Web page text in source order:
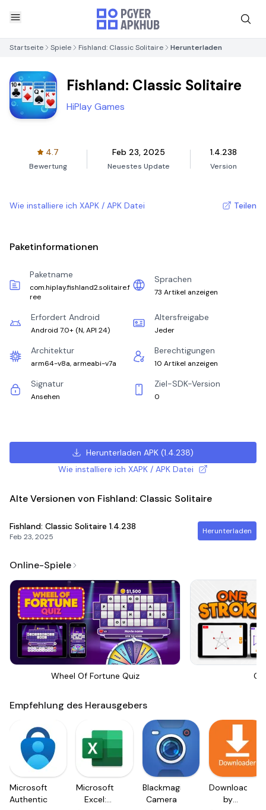
Startseite Spiele Fishland: Classic Solitaire Herunterladen
Fishland: Classic Solitaire
HiPlay Games
4.7
Bewertung
Feb 23, 2025
Neuestes Update
1.4.238
Version
Wie installiere ich XAPK / APK Datei Teilen
Paketinformationen
Paketname
com.hiplay.fishland2.solitaire.f
ree
Sprachen
73 Artikel anzeigen
Erfordert Android
Android 7.0+ (N, API 24)
Altersfreigabe
Jeder
Architektur
arm64-v8a, armeabi-v7a
Berechtigungen
10 Artikel anzeigen
Signatur
Ansehen
Ziel-SDK-Version
0
Herunterladen APK (1.4.238)
Wie installiere ich XAPK / APK Datei
Alte Versionen von Fishland: Classic Solitaire
Fishland: Classic Solitaire 1.4.238
Feb 23, 2025
Herunterladen
Online-Spiele
Wheel Of Fortune Quiz
Empfehlung des Herausgebers
Microsoft
Authenticator
Microsoft
Excel:
Blackmagic
Camera
Downloader
by